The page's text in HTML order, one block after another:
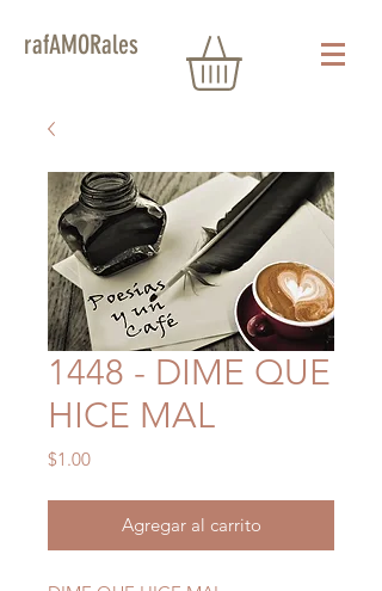
rafAMORales
1448 - DIME QUE
HICE MAL
$1.00Precio
Agregar al carrito